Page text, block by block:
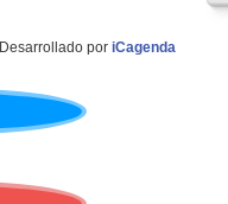
Desarrollado por iCagenda